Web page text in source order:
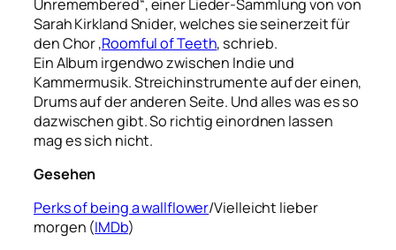
Unremembered“, einer Lieder-Sammlung von von
Sarah Kirkland Snider, welches sie seinerzeit für
den Chor ‚Roomful of Teeth‚ schrieb.
Ein Album irgendwo zwischen Indie und
Kammermusik. Streichinstrumente auf der einen,
Drums auf der anderen Seite. Und alles was es so
dazwischen gibt. So richtig einordnen lassen
mag es sich nicht.
Gesehen
Perks of being a wallflower/Vielleicht lieber
morgen (IMDb)